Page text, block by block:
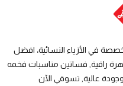
في الأزياء النسائية، افضل
راقية, فساتين مناسبات فخمه
عالية, تسوقي الآن